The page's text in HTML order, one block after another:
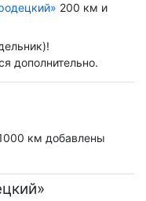
200 км и
дополнительно.
км добавлены